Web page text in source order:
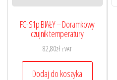
FC-S1p BIAŁY – Doramkowy
czujnik temperatury
82,80zł z VAT
Dodaj do koszyka